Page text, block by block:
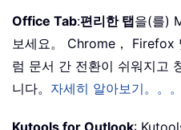
Office Tab:편리한 탭을(를)
보세요。 Chrome， Firefox
럼 문서 간 전환이 쉬워지고
니다。 자세히 알아보기。。。
Kutools for Outlook: